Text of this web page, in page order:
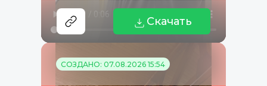
Скачать
СОЗДАНО: 07.08.2026 15:54